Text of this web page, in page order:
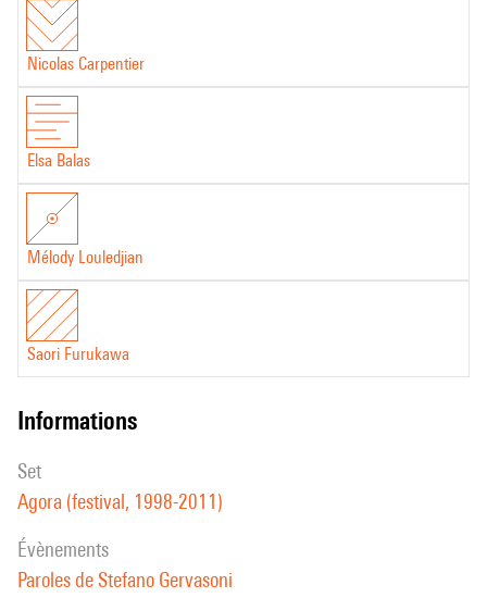
Nicolas Carpentier
Elsa Balas
Mélody Louledjian
Saori Furukawa
informations
set
Agora (festival, 1998-2011)
évènements
Paroles de Stefano Gervasoni